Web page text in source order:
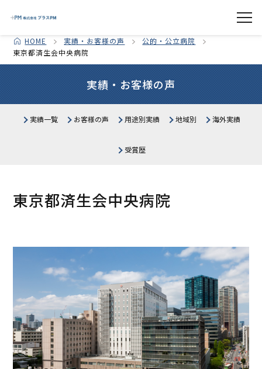
HOME 実績・お客様の声
公的・公立病院
東京都済生会中央病院
実績・お客様の声
実績一覧 お客様の声 用途別実績
生産・物流施設 公共施設
地域別
関東 中部
海外実績
受賞歴
東京都済生会中央病院